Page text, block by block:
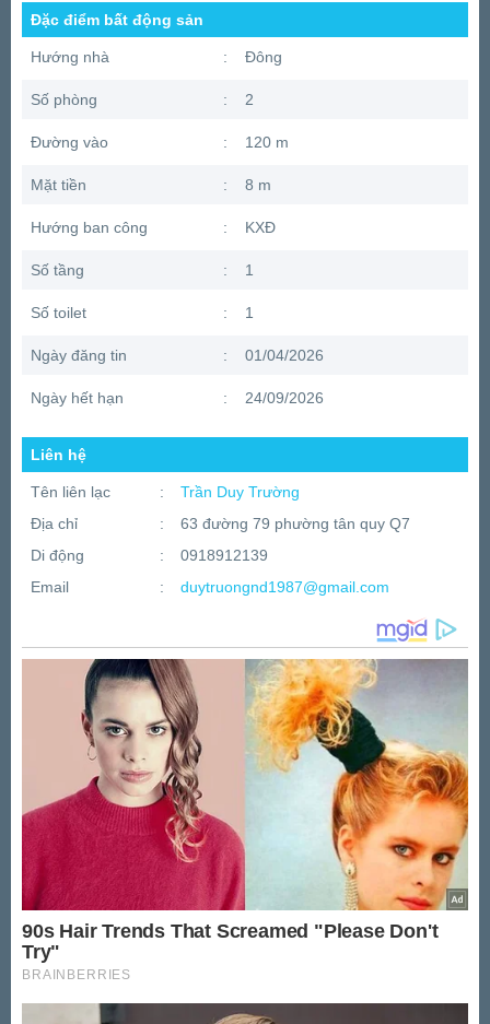
Đặc điểm bất động sản
Hướng nhà : Đông
Số phòng : 2
Đường vào : 120 m
Mặt tiền : 8 m
Hướng ban công : KXĐ
Số tầng : 1
Số toilet : 1
Ngày đăng tin : 01/04/2026
Ngày hết hạn : 24/09/2026
Liên hệ
Tên liên lạc :
Trần Duy Trường
Địa chỉ
:
63 đường 79 phường tân quy Q7
Di động
:
0918912139
Email
: duytruongnd1987@gmail.com